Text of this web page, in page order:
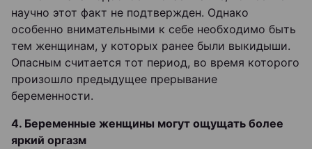
научно этот факт не подтвержден. Однако
особенно внимательными к себе необходимо быть
тем женщинам, у которых ранее были выкидыши.
Опасным считается тот период, во время которого
произошло предыдущее прерывание
беременности.
4. Беременные женщины могут ощущать более
яркий оргазм